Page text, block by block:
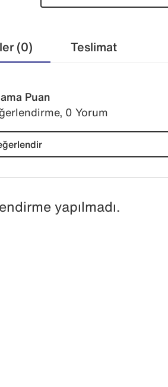
(0) Teslimat
Puan
0 Yorum
yapılmadı.